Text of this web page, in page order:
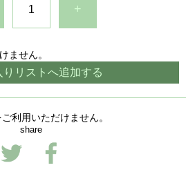
+
ません。
りリストへ追加する
利用いただけません。
share